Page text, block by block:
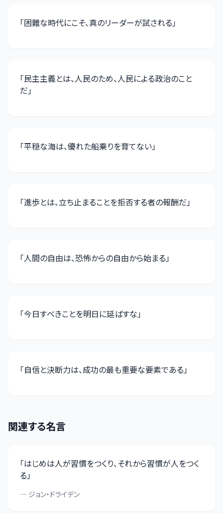
「困難な時代にこそ、真のリーダーが試される」
「民主主義とは、人民のため、人民による政治のこと
だ」
「平穏な海は、優れた船乗りを育てない」
「進歩とは、立ち止まることを拒否する者の報酬だ」
「人間の自由は、恐怖からの自由から始まる」
「今日すべきことを明日に延ばすな」
「自信と決断力は、成功の最も重要な要素である」
関連する名言
「はじめは人が習慣をつくり、それから習慣が人をつく
る」
— ジョン・ドライデン